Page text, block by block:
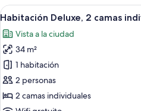
cama
size
Ver
todas
las
fotos
de
Habitación
Deluxe,
2
6
Habitación Deluxe, 2 camas
Vista a la ciudad
34 m²
1 habitación
2 personas
2 camas individuales